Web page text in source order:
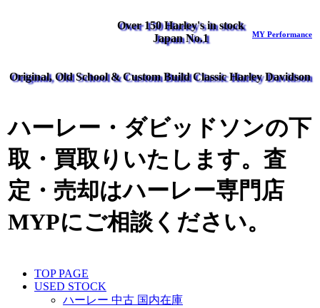
Over 150 Harley's in stock
Japan No.1
MY Performance
Original, Old School & Custom Build Classic Harley Davidson
ハーレー・ダビッドソンの下
取・買取りいたします。査
定・売却はハーレー専門店
MYPにご相談ください。
TOP PAGE
USED STOCK
ハーレー 中古 国内在庫